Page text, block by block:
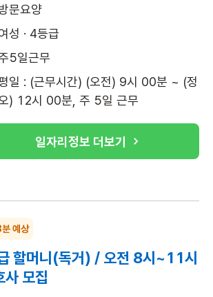
문요양
성 · 4등급
5일근무
일 : (근무시간) (오전) 9시 00분 ~ (정
) 12시 00분, 주 5일 근무
일자리정보 더보기
예상
할머니(독거) / 오전 8시~11시
사 모집